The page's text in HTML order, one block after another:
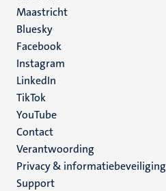
Maastricht
Social
media
Bluesky
Facebook
Instagram
LinkedIn
TikTok
YouTube
Menu
footer
(NL)
Contact
Verantwoording
Privacy & informatiebeveiliging
Support